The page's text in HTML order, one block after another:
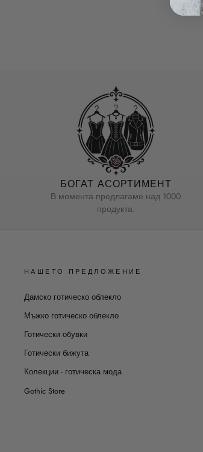
БОГАТ АСОРТИМЕНТ
В момента предлагаме над 1000
продукта.
НАШЕТО ПРЕДЛОЖЕНИЕ
Дамско готическо облекло
Мъжко готическо облекло
Готически обувки
Готически бижута
Колекции - готическа мода
Gothic Store